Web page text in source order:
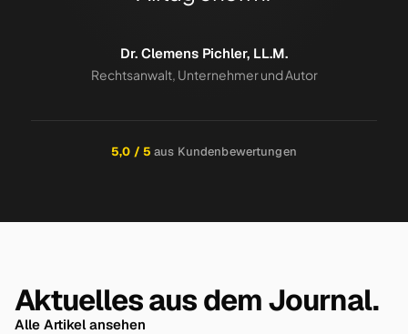
Dr. Clemens Pichler, LL.M.
Rechtsanwalt, Unternehmer und Autor
5,0 / 5 aus Kundenbewertungen
Aktuelles aus dem Journal.
Alle Artikel ansehen